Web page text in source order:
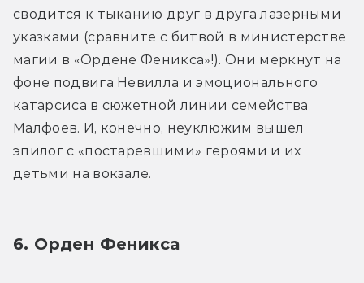
сводится к тыканию друг в друга лазерными
указками (сравните с битвой в министерстве
магии в «Ордене Феникса»!). Они меркнут на
фоне подвига Невилла и эмоционального
катарсиса в сюжетной линии семейства
Малфоев. И, конечно, неуклюжим вышел
эпилог с «постаревшими» героями и их
детьми на вокзале.
6. Орден Феникса